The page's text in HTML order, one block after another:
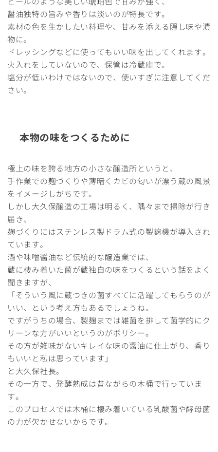
醤油独特の旨みや香りは淡いのが特長です。
素材の色を生かしたい料理や、甘みを添える隠し味や漬
物に。
ドレッシングなどに使ってもいい味を出してくれます。
火入れをしていないので、保管は冷蔵庫で。
塩分が低いわけではないので、使いすぎに注意してくだ
さい。
本物の味をつくるために
極上の味を誇る地方の小さな醸造所というと、
手作業での麹づくりや薄暗くカビの匂いが漂う蔵の風景
をイメージしがちです。
しかし大久保醸造の工場は明るく、隅々まで掃除が行き
届き、
麹づくりにはステンレス製ドラム式の製麹機が導入され
ています。
酒や味噌醤油など伝統的な醸造業では、
蔵に棲み着いた菌が蔵独自の味をつくるという話をよく
聞きますが、
「そういう風に蔵つきの菌すべてに活躍してもらうのが
いい、という考え方もあるでしょうね。
ですがうちの場合、製麹までは雑菌を排して菌学的にク
リーンな方がいいというのがポリシー。
その方が雑味がないキレイな味の醤油に仕上がり、香り
もいいと私は思っています」
と大久保社長。
その一方で、発酵熟成は昔ながらの木桶で行っていま
す。
このプロセスでは木桶に棲み着いている乳酸菌や酵母菌
の力が欠かせないからです。